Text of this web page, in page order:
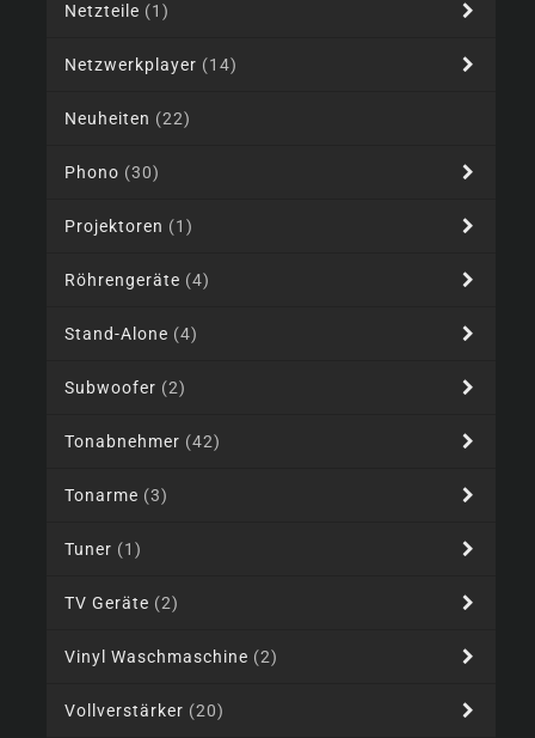
Netzteile (1)
Netzwerkplayer (14)
Neuheiten (22)
Phono (30)
Projektoren (1)
Röhrengeräte (4)
Stand-Alone (4)
Subwoofer (2)
Tonabnehmer (42)
Tonarme (3)
Tuner (1)
TV Geräte (2)
Vinyl Waschmaschine (2)
Vollverstärker (20)